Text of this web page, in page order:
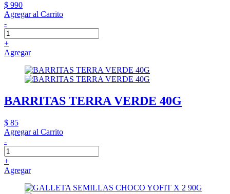
$ 990
Agregar al Carrito
-
+
Agregar
BARRITAS TERRA VERDE 40G
$ 85
Agregar al Carrito
-
+
Agregar